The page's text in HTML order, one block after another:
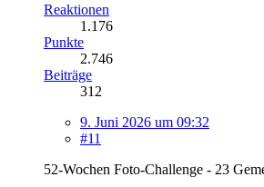
Reaktionen
1.176
Punkte
2.746
Beiträge
312
9. Juni 2026 um 09:32
#11
52-Wochen Foto-Challenge - 23